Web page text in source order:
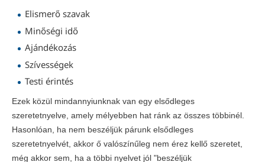
Elismerő szavak
Minőségi idő
Ajándékozás
Szívességek
Testi érintés
Ezek közül mindannyiunknak van egy elsődleges
szeretetnyelve, amely mélyebben hat ránk az összes többinél.
Hasonlóan, ha nem beszéljük párunk elsődleges
szeretetnyelvét, akkor ő valószínűleg nem érez kellő szeretet,
még akkor sem, ha a többi nyelvet jól "beszéljük